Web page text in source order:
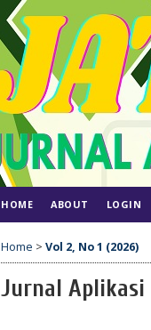
HOME ABOUT LOGIN
Home > Vol 2, No 1 (2026)
Jurnal Aplikasi